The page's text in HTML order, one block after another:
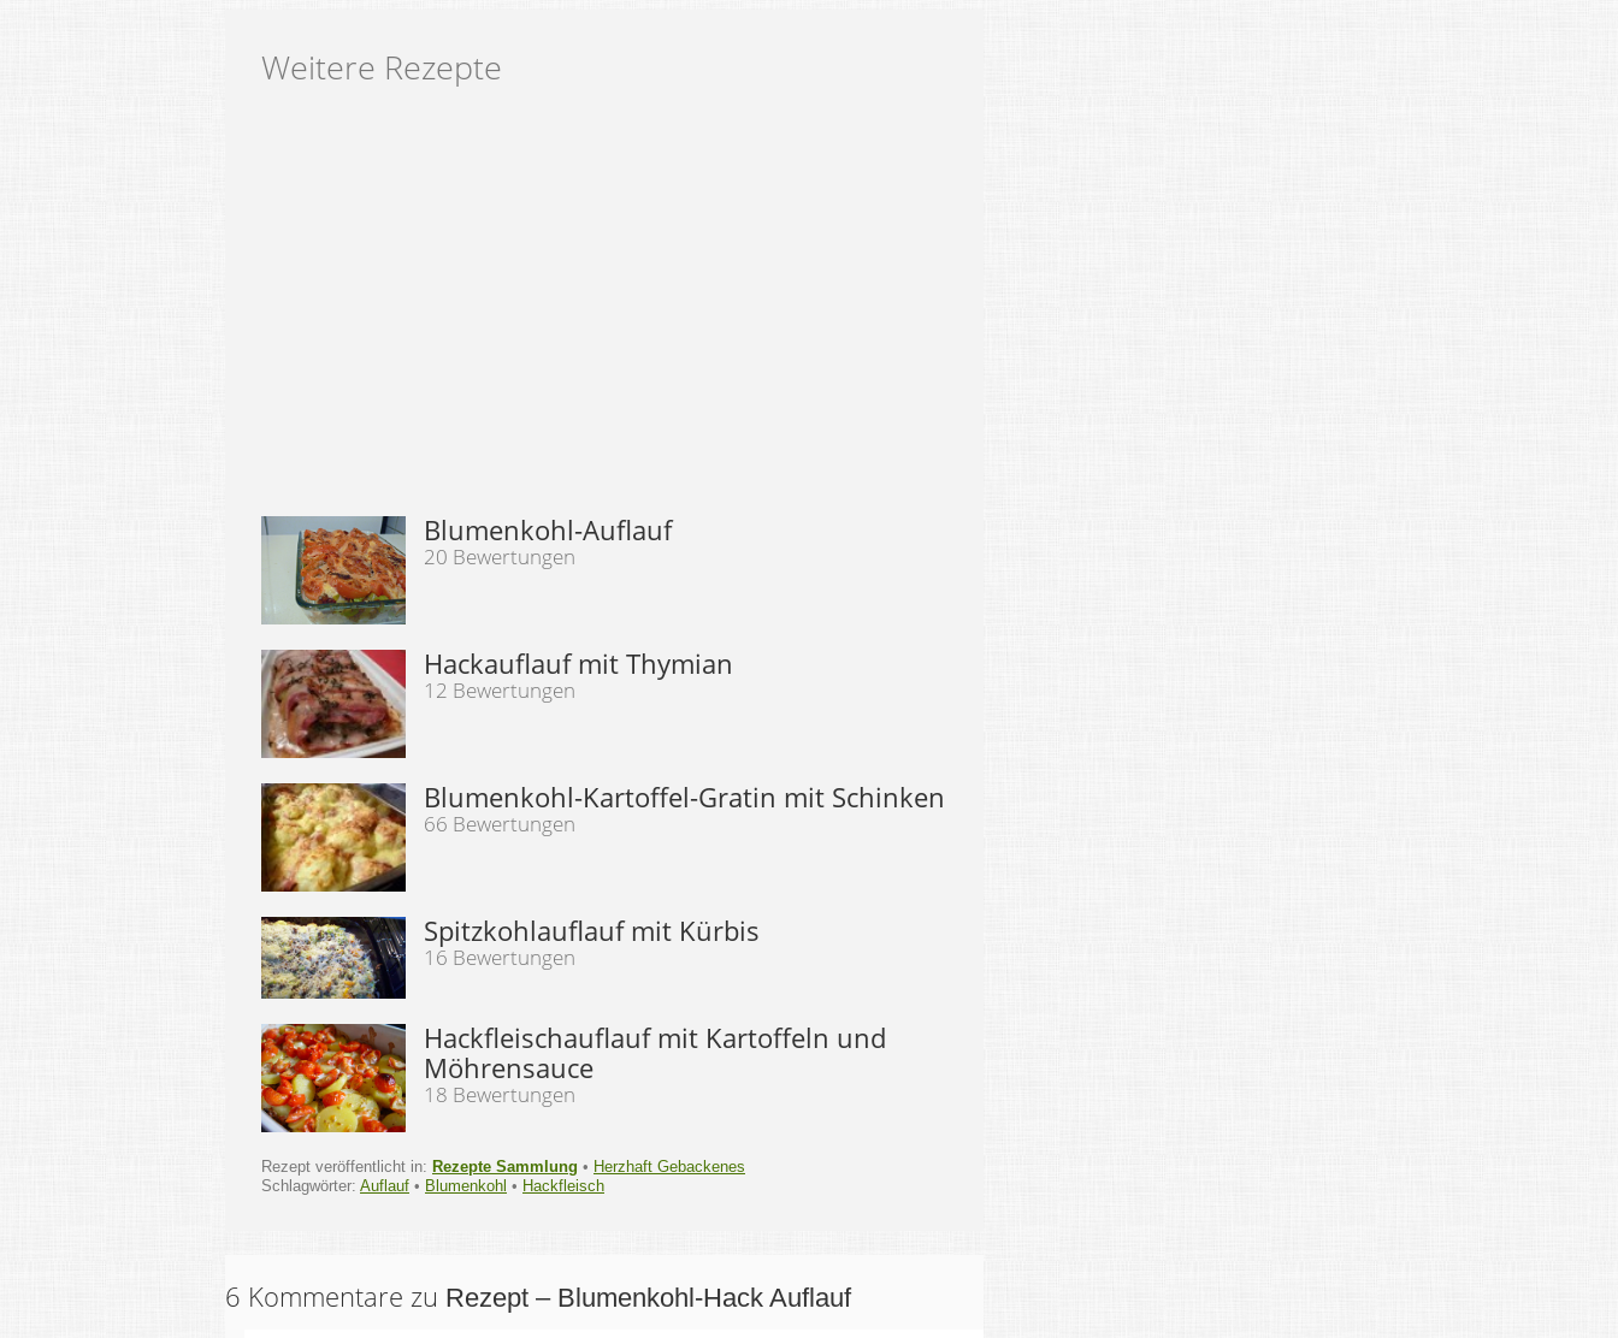
Weitere Rezepte
Blumenkohl-Auflauf
20 Bewertungen
Hackauflauf mit Thymian
12 Bewertungen
Blumenkohl-Kartoffel-Gratin mit Schinken
66 Bewertungen
Spitzkohlauflauf mit Kürbis
16 Bewertungen
Hackfleischauflauf mit Kartoffeln und
Möhrensauce
18 Bewertungen
Rezept veröffentlicht in: Rezepte Sammlung • Herzhaft Gebackenes
Schlagwörter: Auflauf • Blumenkohl • Hackfleisch
6 Kommentare zu Rezept – Blumenkohl-Hack Auflauf